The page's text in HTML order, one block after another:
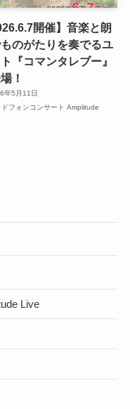
開催】音楽と朗
のがたりを奏でるユ
『コマンタレブー』
！
年5月11日
ドフォンコンサート Amplitude
Live